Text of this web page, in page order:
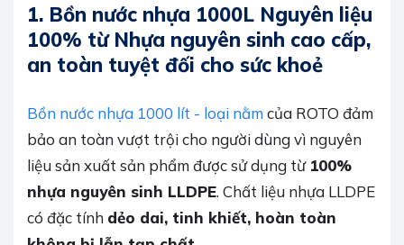
1. Bồn nước nhựa 1000L Nguyên liệu
100% từ Nhựa nguyên sinh cao cấp,
an toàn tuyệt đối cho sức khoẻ
Bồn nước nhựa 1000 lít - loại nằm của ROTO đảm
bảo an toàn vượt trội cho người dùng vì nguyên
liệu sản xuất sản phẩm được sử dụng từ 100%
nhựa nguyên sinh LLDPE. Chất liệu nhựa LLDPE
có đặc tính dẻo dai, tinh khiết, hoàn toàn